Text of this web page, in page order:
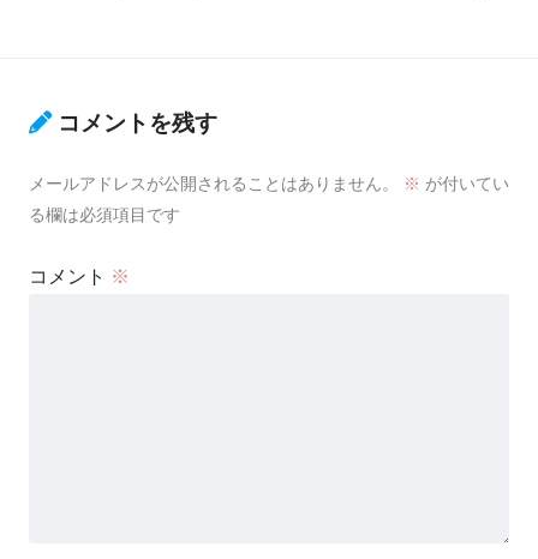
コメントを残す
メールアドレスが公開されることはありません。 ※ が付いてい
る欄は必須項目です
コメント ※